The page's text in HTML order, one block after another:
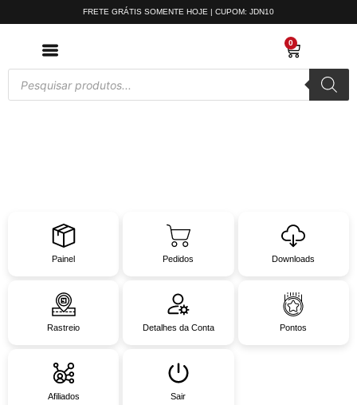
FRETE GRÁTIS SOMENTE HOJE | CUPOM: JDN10
0
Painel Pedidos Downloads
Rastreio Detalhes da Conta Pontos
Afiliados Sair